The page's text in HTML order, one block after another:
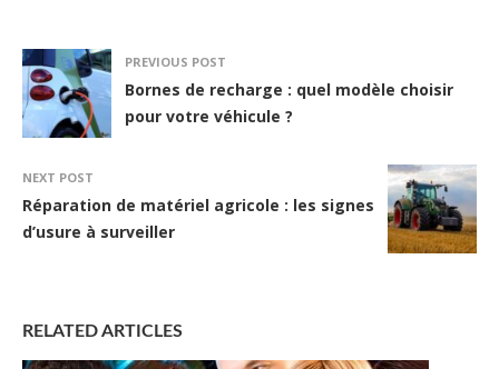
PREVIOUS POST
Bornes de recharge : quel modèle choisir
pour votre véhicule ?
NEXT POST
Réparation de matériel agricole : les signes
d’usure à surveiller
RELATED ARTICLES